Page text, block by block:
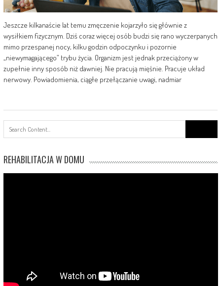
Jeszcze kilkanaście lat temu zmęczenie kojarzyło się głównie z
wysiłkiem fizycznym. Dziś coraz więcej osób budzi się rano wyczerpanych
mimo przespanej nocy, kilku godzin odpoczynku i pozornie
„niewymagającego” trybu życia. Organizm jest jednak przeciążony w
zupełnie inny sposób niż dawniej. Nie pracują mięśnie. Pracuje układ
nerwowy. Powiadomienia, ciągłe przełączanie uwagi, nadmiar
for:
REHABILITACJA W DOMU